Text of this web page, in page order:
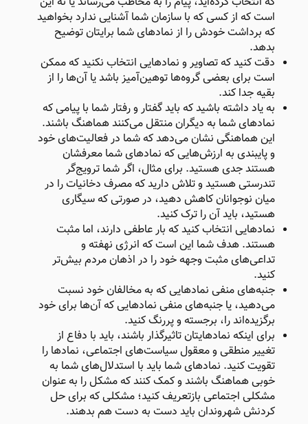
است که از کسی که با سازمان شما آشنایی ندارد بخواهید
که برداشت خودش را از نمادهای شما برایتان توضیح
بدهد.
دقت کنید که تصاویر و نمادهایی انتخاب نکنید که ممکن
است برای بعضی گروه‌ها توهین‌آمیز باشد یا آن‌ها را از
بقیه جدا کند.
به یاد داشته باشید که باید گفتار و رفتار شما با پیامی که
نمادهای شما به دیگران منتقل می‌کنند هماهنگ باشند.
این هماهنگی نشان می‌دهد که شما در فعالیت‌های خود
و پایبندی به ارزش‌هایی که نمادهای شما معرفشان
هستند جدی هستید. برای مثال، اگر شما ترویج‌گر
تندرستی هستید و تلاش دارید که مصرف دخانیات را در
میان نوجوانان کاهش دهید، در صورتی که سیگاری
هستید، باید آن را ترک کنید.
نمادهایی انتخاب کنید که بار عاطفی دارند، اما مثبت
هستند. هدف شما این است که انرژی نهفته و
تداعی‌های مثبت وجهه خود را در اذهان مردم بیش‌تر
کنید.
جنبه‌های منفی نمادهایی که به مخالفان خود نسبت
می‌دهید، یا جنبه‌های منفی نمادهایی که آن‌ها برای خود
برگزیده‌اند را، برجسته و پررنگ کنید.
برای اینکه نمادهایتان تاثیرگذار باشند، باید با دفاع از
تغییر منطقی و معقول سیاست‌های اجتماعی، نمادها را
تقویت کنید. نمادهای شما باید با استدلال‌های شما به
خوبی هماهنگ باشند و کمک کنند که مشکل را به عنوان
مشکلی اجتماعی بازتعریف کنید؛ مشکلی که برای حل
کردنش شهروندان باید دست به دست هم بدهند.